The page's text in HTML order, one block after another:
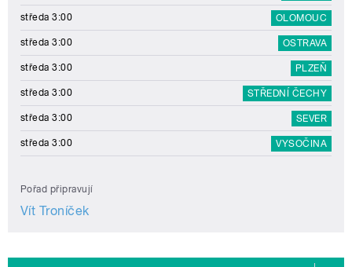
středa 3:00 OLOMOUC
středa 3:00 OSTRAVA
středa 3:00 PLZEŇ
středa 3:00 STŘEDNÍ ČECHY
středa 3:00 SEVER
středa 3:00 VYSOČINA
Pořad připravují
Vít Troníček